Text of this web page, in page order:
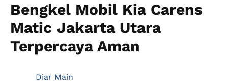
Bengkel Mobil Kia Carens
Matic Jakarta Utara
Terpercaya Aman
Diar Main